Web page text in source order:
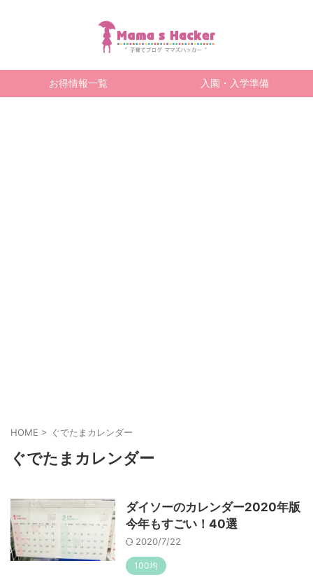
お得情報一覧 入園・入学準備
HOME > ぐでたまカレンダー
ぐでたまカレンダー
ダイソーのカレンダー2020年版
今年もすごい！40選
2020/7/22
100均